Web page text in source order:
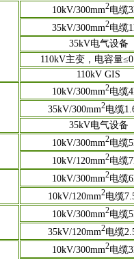
10kV/300mm2电缆
35kV/300mm2电缆
35kV电气设备
110kV主变，电容量
110kV GIS
10kV/300mm2电缆
35kV/300mm2电缆
35kV电气设备
10kV/300mm2电缆
10kV/120mm2电缆
10kV/300mm2电缆
10kV/120mm2电缆
10kV/300mm2电缆
35kV/120mm2电缆
10kV/300mm2电缆